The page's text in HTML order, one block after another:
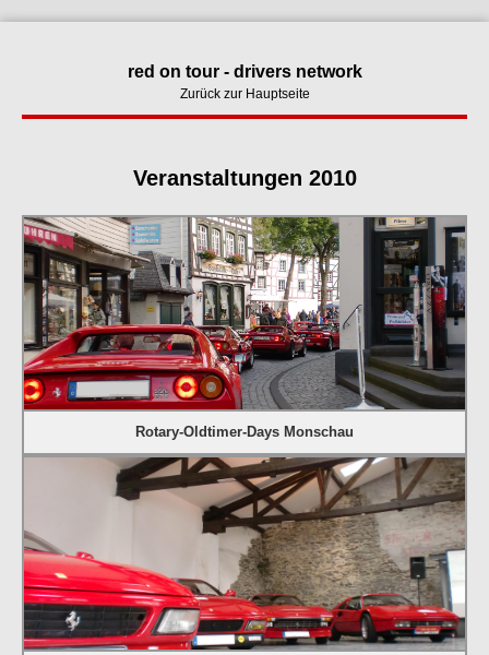
red on tour - drivers network
Zurück zur Hauptseite
Veranstaltungen 2010
Rotary-Oldtimer-Days Monschau